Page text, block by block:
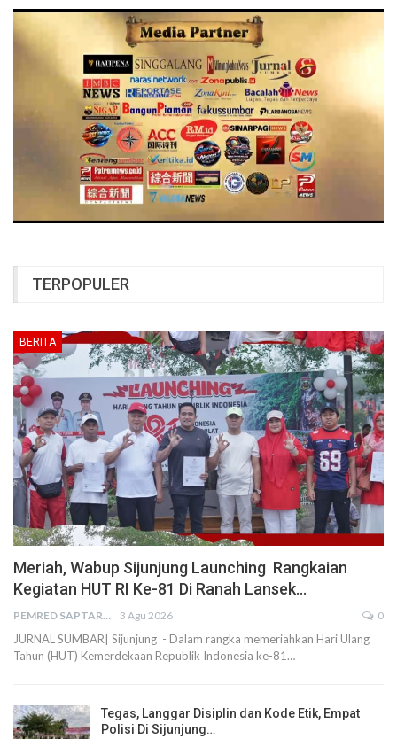
TERPOPULER
BERITA
Meriah, Wabup Sijunjung Launching Rangkaian
Kegiatan HUT RI Ke-81 Di Ranah Lansek…
PEMRED SAPTARIUS 3 Agu 2026 0
JURNAL SUMBAR| Sijunjung - Dalam rangka memeriahkan Hari Ulang
Tahun (HUT) Kemerdekaan Republik Indonesia ke-81…
Tegas, Langgar Disiplin dan Kode Etik, Empat
Polisi Di Sijunjung…